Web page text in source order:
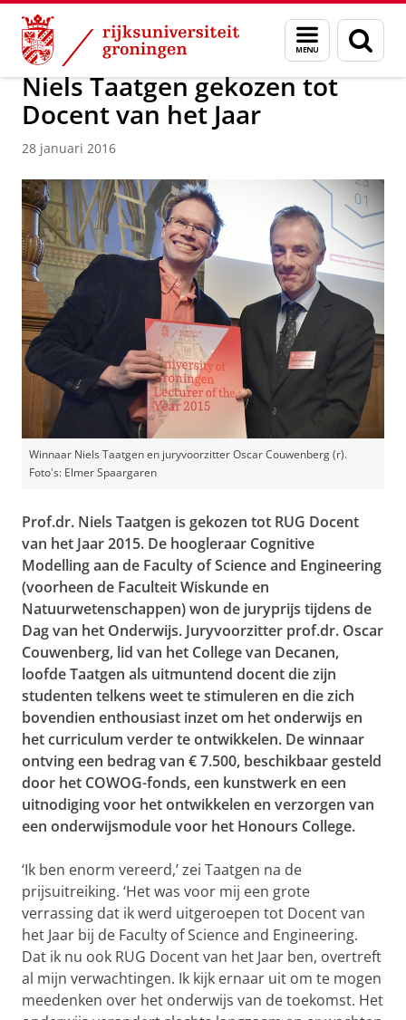
Skip
Content
Skip
Navigation
Menu
en
zoeken
Over ons Actueel Nieuws
Niels Taatgen gekozen tot
Docent van het Jaar
28 januari 2016
Winnaar Niels Taatgen en juryvoorzitter Oscar Couwenberg (r).
Foto's: Elmer Spaargaren
Prof.dr. Niels Taatgen is gekozen tot RUG Docent
van het Jaar 2015. De hoogleraar Cognitive
Modelling aan de Faculty of Science and Engineering
(voorheen de Faculteit Wiskunde en
Natuurwetenschappen) won de juryprijs tijdens de
Dag van het Onderwijs. Juryvoorzitter prof.dr. Oscar
Couwenberg, lid van het College van Decanen,
loofde Taatgen als uitmuntend docent die zijn
studenten telkens weet te stimuleren en die zich
bovendien enthousiast inzet om het onderwijs en
het curriculum verder te ontwikkelen. De winnaar
ontving een bedrag van € 7.500, beschikbaar gesteld
door het COWOG-fonds, een kunstwerk en een
uitnodiging voor het ontwikkelen en verzorgen van
een onderwijsmodule voor het Honours College.
‘Ik ben enorm vereerd,’ zei Taatgen na de
prijsuitreiking. ‘Het was voor mij een grote
verrassing dat ik werd uitgeroepen tot Docent van
het Jaar bij de Faculty of Science and Engineering.
Dat ik nu ook RUG Docent van het Jaar ben, overtreft
al mijn verwachtingen. Ik kijk ernaar uit om te mogen
meedenken over het onderwijs van de toekomst. Het